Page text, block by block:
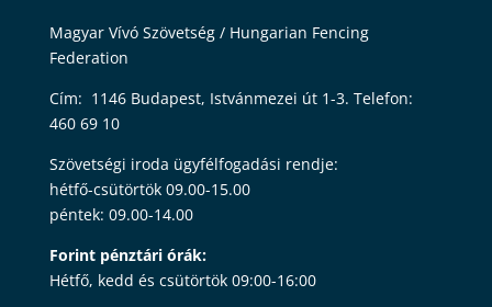
Magyar Vívó Szövetség / Hungarian Fencing
Federation
Cím: 1146 Budapest, Istvánmezei út 1-3. Telefon:
460 69 10
Szövetségi iroda ügyfélfogadási rendje:
hétfő-csütörtök 09.00-15.00
péntek: 09.00-14.00
Forint pénztári órák:
Hétfő, kedd és csütörtök 09:00-16:00